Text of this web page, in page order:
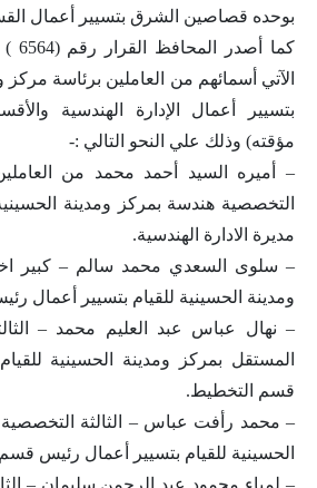
بوحده قصاصين الشرق بتسيير أعمال
الآتي أسمائهم من العاملين برئاسة مركز
بتسيير أعمال الإدارة الهندسية
مؤقته) وذلك علي النحو التالي :-
– أميره السيد أحمد محمد من
التخصصية هندسة بمركز ومدينة
مديرة الادارة الهندسية.
– سلوى السعدي محمد سالم – كبير
ومدينة الحسينية للقيام بتسيير أعمال
– نهال عباس عبد العليم محمد –
المستقل بمركز ومدينة الحسينية
قسم التخطيط.
– محمد رأفت عباس – الثالثة التخصصية
الحسينية للقيام بتسيير أعمال رئيس قسم
– لمياء محمود عبد الرحمن سليمان –